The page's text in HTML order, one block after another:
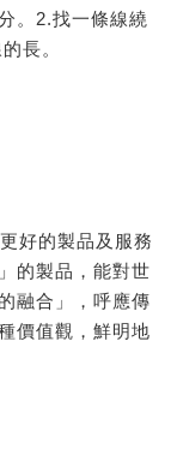
。2.找一條線繞
長。
好的製品及服務
的製品，能對世
融合」，呼應傳
價值觀，鮮明地